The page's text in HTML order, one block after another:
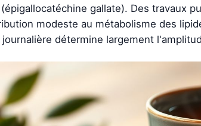
gallate). Des travaux
modeste au métabolisme des
détermine largement